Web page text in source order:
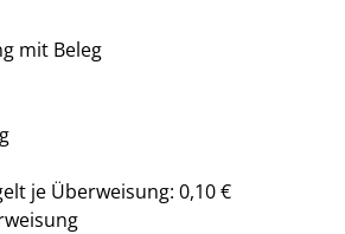
mit Beleg
je Überweisung: 0,10 €